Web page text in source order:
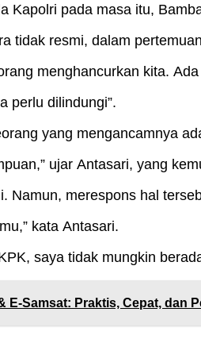
Kapolri pada masa itu,
tidak resmi, dalam
menghancurkan kita.
perlu dilindungi”.
yang mengancamnya
ujar Antasari, yang
merespons hal
kata Antasari.
saya tidak mungkin
Samsat: Praktis, Cepat, dan